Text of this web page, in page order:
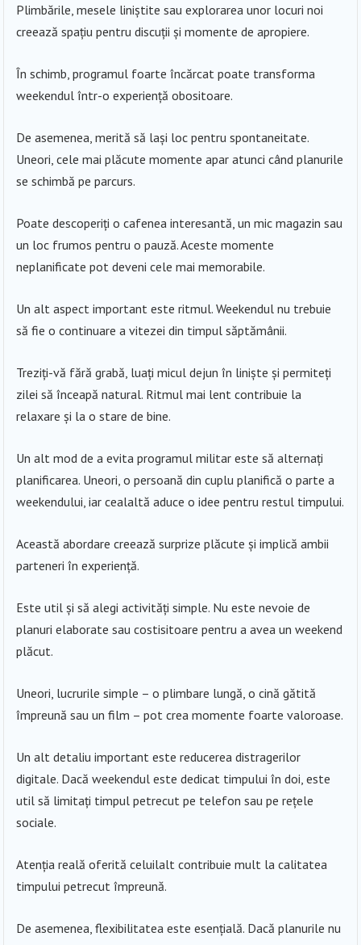
Plimbările, mesele liniștite sau explorarea unor locuri noi
creează spațiu pentru discuții și momente de apropiere.
În schimb, programul foarte încărcat poate transforma
weekendul într-o experiență obositoare.
De asemenea, merită să lași loc pentru spontaneitate.
Uneori, cele mai plăcute momente apar atunci când planurile
se schimbă pe parcurs.
Poate descoperiți o cafenea interesantă, un mic magazin sau
un loc frumos pentru o pauză. Aceste momente
neplanificate pot deveni cele mai memorabile.
Un alt aspect important este ritmul. Weekendul nu trebuie
să fie o continuare a vitezei din timpul săptămânii.
Treziți-vă fără grabă, luați micul dejun în liniște și permiteți
zilei să înceapă natural. Ritmul mai lent contribuie la
relaxare și la o stare de bine.
Un alt mod de a evita programul militar este să alternați
planificarea. Uneori, o persoană din cuplu planifică o parte a
weekendului, iar cealaltă aduce o idee pentru restul timpului.
Această abordare creează surprize plăcute și implică ambii
parteneri în experiență.
Este util și să alegi activități simple. Nu este nevoie de
planuri elaborate sau costisitoare pentru a avea un weekend
plăcut.
Uneori, lucrurile simple – o plimbare lungă, o cină gătită
împreună sau un film – pot crea momente foarte valoroase.
Un alt detaliu important este reducerea distragerilor
digitale. Dacă weekendul este dedicat timpului în doi, este
util să limitați timpul petrecut pe telefon sau pe rețele
sociale.
Atenția reală oferită celuilalt contribuie mult la calitatea
timpului petrecut împreună.
De asemenea, flexibilitatea este esențială. Dacă planurile nu